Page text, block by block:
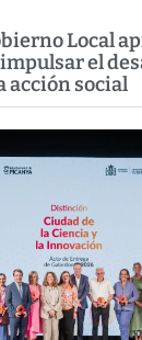
Local
el
acción social